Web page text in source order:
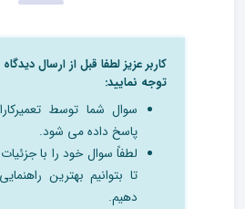
کاربر عزیز لطفا قبل از ارسال
توجه نمایید:
سوال شما توسط
پاسخ داده می شود.
لطفاً سوال خود را با
تا بتوانیم بهترین
دهیم.